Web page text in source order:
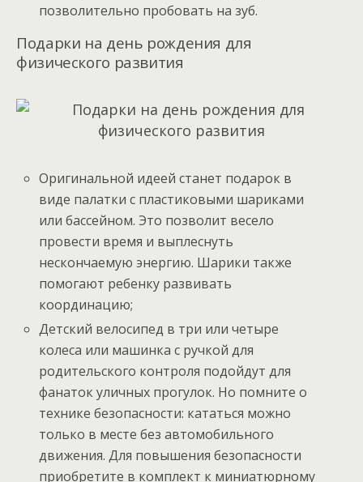
позволительно пробовать на зуб.
Подарки на день рождения для
физического развития
Оригинальной идеей станет подарок в
виде палатки с пластиковыми шариками
или бассейном. Это позволит весело
провести время и выплеснуть
нескончаемую энергию. Шарики также
помогают ребенку развивать
координацию;
Детский велосипед в три или четыре
колеса или машинка с ручкой для
родительского контроля подойдут для
фанаток уличных прогулок. Но помните о
технике безопасности: кататься можно
только в месте без автомобильного
движения. Для повышения безопасности
приобретите в комплект к миниатюрному